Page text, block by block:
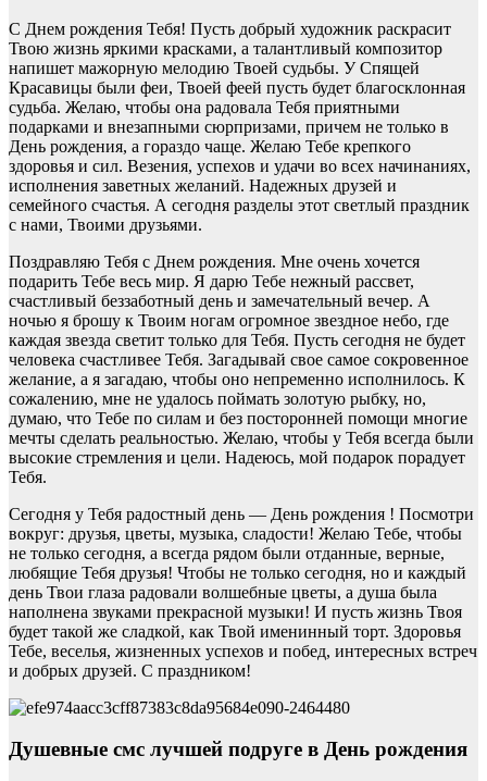
С Днем рождения Тебя! Пусть добрый художник раскрасит
Твою жизнь яркими красками, а талантливый композитор
напишет мажорную мелодию Твоей судьбы. У Спящей
Красавицы были феи, Твоей феей пусть будет благосклонная
судьба. Желаю, чтобы она радовала Тебя приятными
подарками и внезапными сюрпризами, причем не только в
День рождения, а гораздо чаще. Желаю Тебе крепкого
здоровья и сил. Везения, успехов и удачи во всех начинаниях,
исполнения заветных желаний. Надежных друзей и
семейного счастья. А сегодня разделы этот светлый праздник
с нами, Твоими друзьями.
Поздравляю Тебя с Днем рождения. Мне очень хочется
подарить Тебе весь мир. Я дарю Тебе нежный рассвет,
счастливый беззаботный день и замечательный вечер. А
ночью я брошу к Твоим ногам огромное звездное небо, где
каждая звезда светит только для Тебя. Пусть сегодня не будет
человека счастливее Тебя. Загадывай свое самое сокровенное
желание, а я загадаю, чтобы оно непременно исполнилось. К
сожалению, мне не удалось поймать золотую рыбку, но,
думаю, что Тебе по силам и без посторонней помощи многие
мечты сделать реальностью. Желаю, чтобы у Тебя всегда были
высокие стремления и цели. Надеюсь, мой подарок порадует
Тебя.
Сегодня у Тебя радостный день — День рождения ! Посмотри
вокруг: друзья, цветы, музыка, сладости! Желаю Тебе, чтобы
не только сегодня, а всегда рядом были отданные, верные,
любящие Тебя друзья! Чтобы не только сегодня, но и каждый
день Твои глаза радовали волшебные цветы, а душа была
наполнена звуками прекрасной музыки! И пусть жизнь Твоя
будет такой же сладкой, как Твой именинный торт. Здоровья
Тебе, веселья, жизненных успехов и побед, интересных встреч
и добрых друзей. С праздником!
Душевные смс лучшей подруге в День рождения